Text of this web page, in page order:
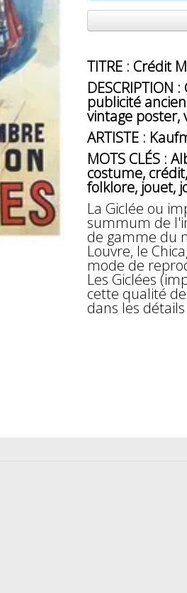
TITRE : Crédit
publicité
vintage poster,
ARTISTE :
MOTS CLÉS :
costume,
folklore, jouet,
La Giclée ou
summum de
de gamme du
Louvre, le
mode de
Les Giclées
cette qualité
dans les